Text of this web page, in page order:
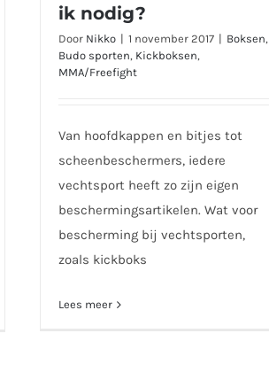
ik nodig?
Door Nikko | 1 november 2017 | Boksen,
Budo sporten, Kickboksen,
MMA/Freefight
Van hoofdkappen en bitjes tot
scheenbeschermers, iedere
vechtsport heeft zo zijn eigen
beschermingsartikelen. Wat voor
bescherming bij vechtsporten,
zoals kickboks
Lees meer